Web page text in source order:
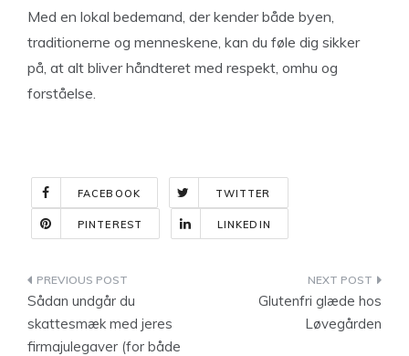
Med en lokal bedemand, der kender både byen,
traditionerne og menneskene, kan du føle dig sikker
på, at alt bliver håndteret med respekt, omhu og
forståelse.
FACEBOOK TWITTER
PINTEREST LINKEDIN
Indlægsnavigation
Sådan undgår du
skattesmæk med jeres
firmajulegaver (for både
Glutenfri glæde hos
Løvegården